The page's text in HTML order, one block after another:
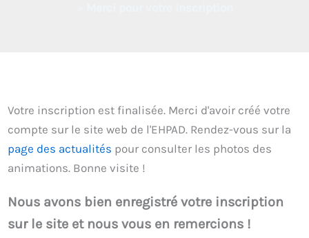
Votre inscription est finalisée. Merci d'avoir créé votre
compte sur le site web de l'EHPAD. Rendez-vous sur la
page des actualités pour consulter les photos des
animations. Bonne visite !
Nous avons bien enregistré votre inscription
sur le site et nous vous en remercions !